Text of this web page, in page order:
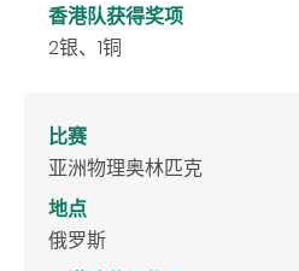
香港队获得奖项
2银、1铜
比赛
亚洲物理奥林匹克
地点
俄罗斯